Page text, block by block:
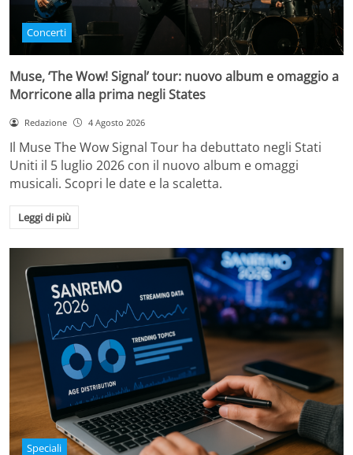
Concerti
Muse, ‘The Wow! Signal’ tour: nuovo album e omaggio a
Morricone alla prima negli States
Redazione 4 Agosto 2026
Il Muse The Wow Signal Tour ha debuttato negli Stati
Uniti il 5 luglio 2026 con il nuovo album e omaggi
musicali. Scopri le date e la scaletta.
Leggi di più
Speciali